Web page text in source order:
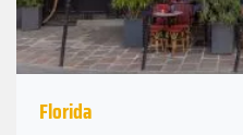
Florida